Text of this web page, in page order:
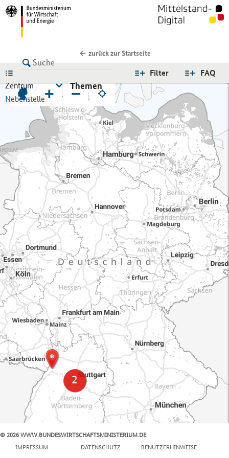
zurück zur Startseite
FAQ
Filter
Zentrum
Nebenstelle
Themen
+ −
© 2026 WWW.BUNDESWIRTSCHAFTSMINISTERIUM.DE
IMPRESSUM
DATENSCHUTZ BENUTZERHINWEISE